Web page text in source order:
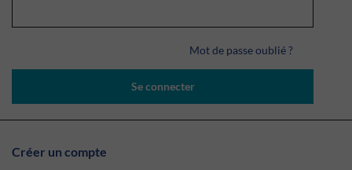
Mot de passe oublié ?
Se connecter
Créer un compte